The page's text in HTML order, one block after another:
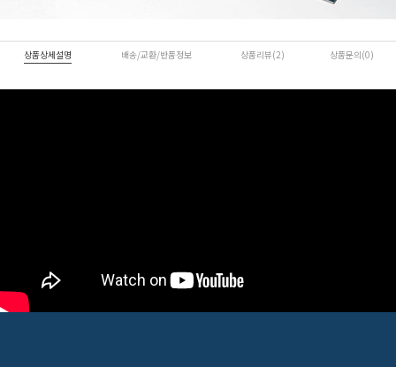
상품상세설명 배송/교환/반품정보 상품리뷰(2) 상품문의(0)